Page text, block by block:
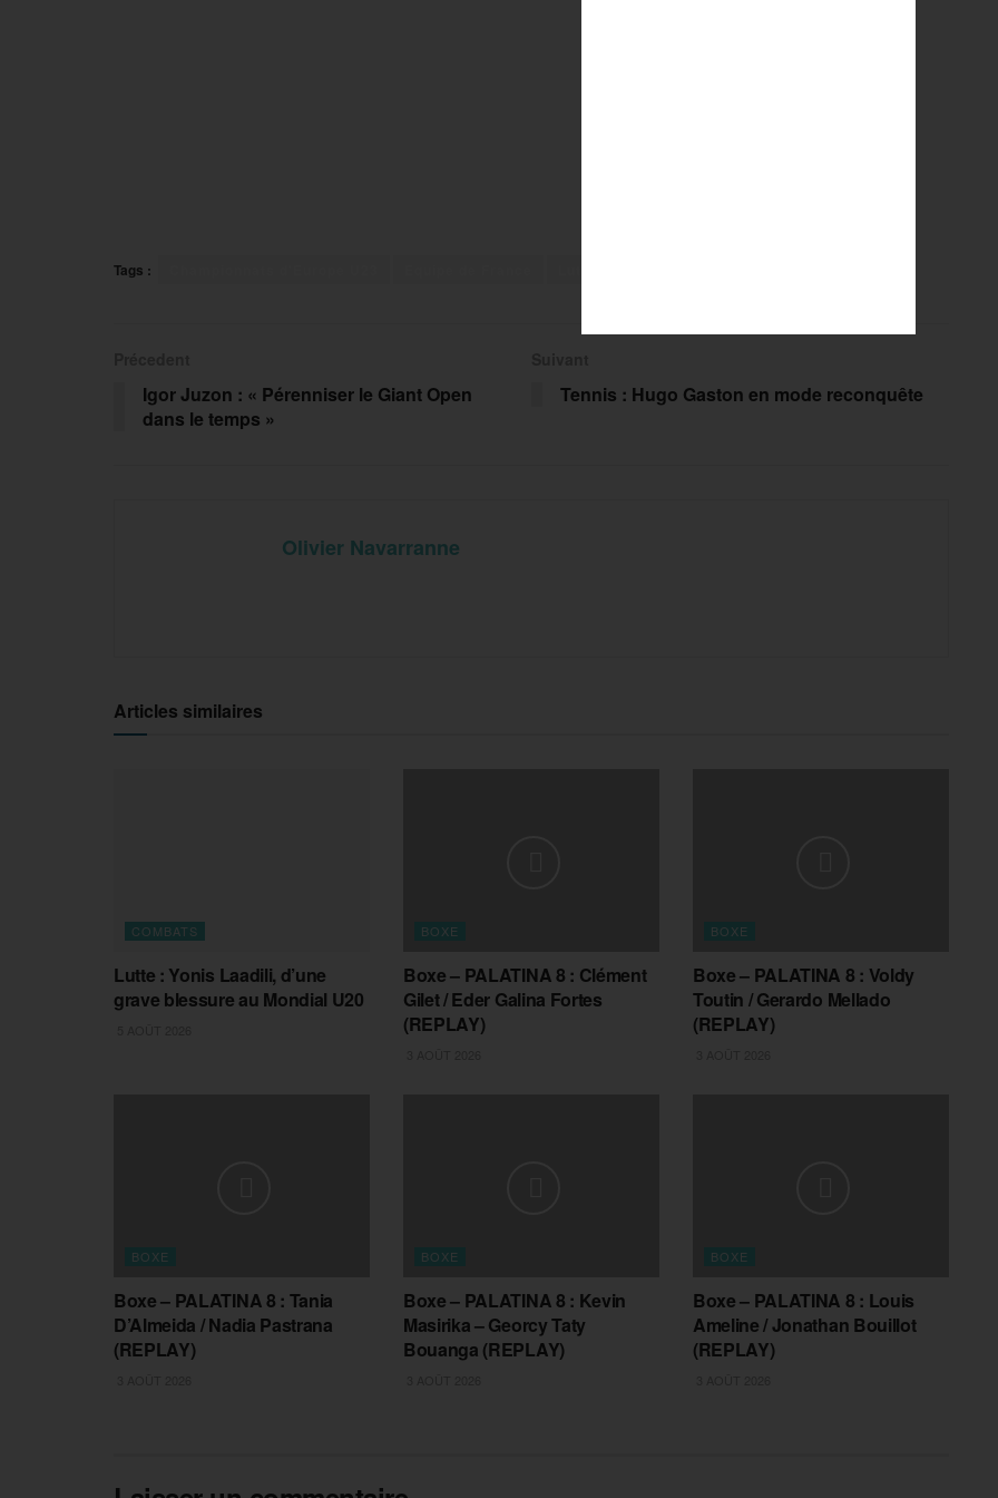
Tags :
Igor Juzon : « Pérenniser le Giant Open
dans le temps »
Tennis : Hugo Gaston en mode reconquête
Olivier Navarranne
Articles similaires
COMBATS
Lutte : Yonis Laadili, d’une
grave blessure au Mondial U20
BOXE
Boxe – PALATINA 8 : Clément
Gilet / Eder Galina Fortes
(REPLAY)
BOXE
Boxe – PALATINA 8 : Voldy
Toutin / Gerardo Mellado
(REPLAY)
BOXE
Boxe – PALATINA 8 : Tania
D’Almeida / Nadia Pastrana
(REPLAY)
BOXE
Boxe – PALATINA 8 : Kevin
Masirika – Georcy Taty
Bouanga (REPLAY)
BOXE
Boxe – PALATINA 8 : Louis
Ameline / Jonathan Bouillot
(REPLAY)